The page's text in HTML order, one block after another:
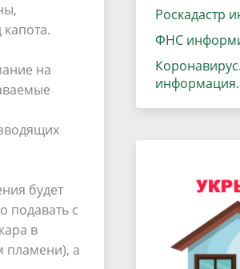
на
будет
подавать с
в
пламени), а
Роскадастр
ФНС
информация.